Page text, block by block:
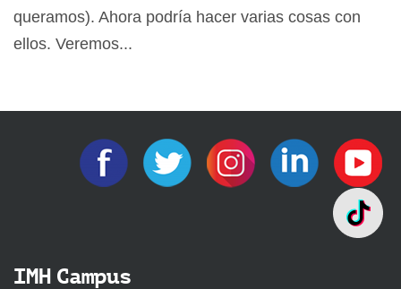
queramos). Ahora podría hacer varias cosas con
ellos. Veremos...
IMH Campus